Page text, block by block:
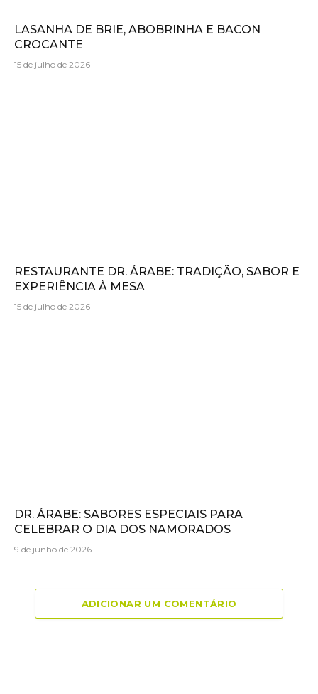
LASANHA DE BRIE, ABOBRINHA E BACON
CROCANTE
15 de julho de 2026
RESTAURANTE DR. ÁRABE: TRADIÇÃO, SABOR E
EXPERIÊNCIA À MESA
15 de julho de 2026
DR. ÁRABE: SABORES ESPECIAIS PARA
CELEBRAR O DIA DOS NAMORADOS
9 de junho de 2026
ADICIONAR UM COMENTÁRIO